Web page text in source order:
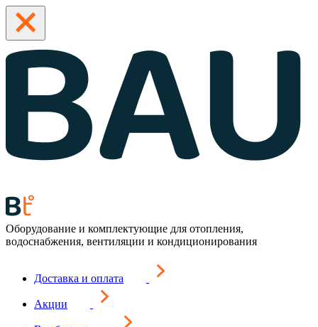
Оборудование и комплектующие для отопления,
водоснабжения, вентиляции и кондиционирования
Доставка и оплата
Акции